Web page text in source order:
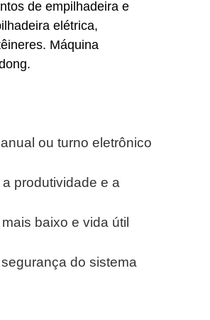
de empilhadeira e
elétrica,
Máquina
ou turno eletrônico
produtividade e a
baixo e vida útil
do sistema